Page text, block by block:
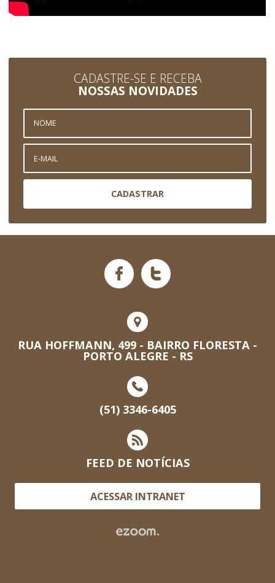
CADASTRE-SE E RECEBA
NOSSAS NOVIDADES
CADASTRAR
RUA HOFFMANN, 499 - BAIRRO FLORESTA -
PORTO ALEGRE - RS
(51) 3346-6405
FEED DE NOTÍCIAS
ACESSAR INTRANET